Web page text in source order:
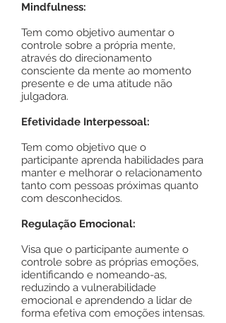
Mindfulness:
Tem como objetivo aumentar o
controle sobre a própria mente,
através do direcionamento
consciente da mente ao momento
presente e de uma atitude não
julgadora.
Efetividade Interpessoal:
Tem como objetivo que o
participante aprenda habilidades para
manter e melhorar o relacionamento
tanto com pessoas próximas quanto
com desconhecidos.
Regulação Emocional:
Visa que o participante aumente o
controle sobre as próprias emoções,
identificando e nomeando-as,
reduzindo a vulnerabilidade
emocional e aprendendo a lidar de
forma efetiva com emoções intensas.